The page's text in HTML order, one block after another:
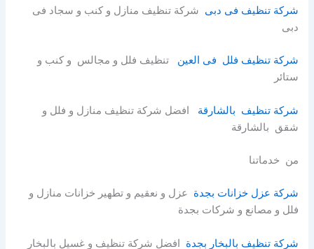
شركة تنظيف فى دبى شركة تنظيف منازل و كنب و سجاد فى
دبى
شركة تنظيف فلل فى العين تنظيف فلل و مجالس و كنب و
ستائر
شركة تنظيف بالشارقة افضل شركة تنظيف منازل و فلل و
شقق بالشارقة
من خدماتنا
شركة عزل خزانات بجدة عزل و نعقيم و تطهير خزانات منازل و
فلل و مصانع و شركات بجدة
شركة تنظيف بالبخار بجدة افضل شركة تنظيف و غسيل بالبخار